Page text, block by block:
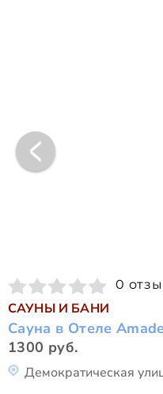
0
САУНЫ И БАНИ
Сауна в Отеле
1300 руб.
Демократическая